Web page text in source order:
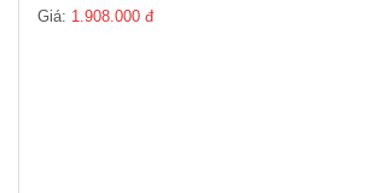
Giá: 1.908.000 đ